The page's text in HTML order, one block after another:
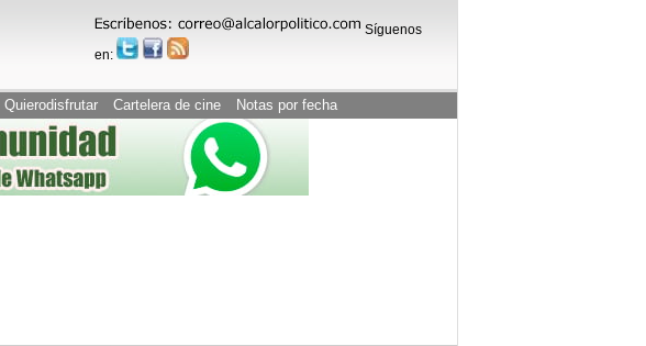
Síguenos
en:
Quierodisfrutar Cartelera de cine Notas por fecha